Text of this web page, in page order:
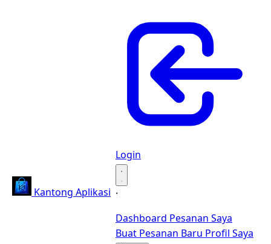
Kantong Aplikasi
Login
·
·
Dashboard Pesanan Saya
Buat Pesanan Baru Profil Saya